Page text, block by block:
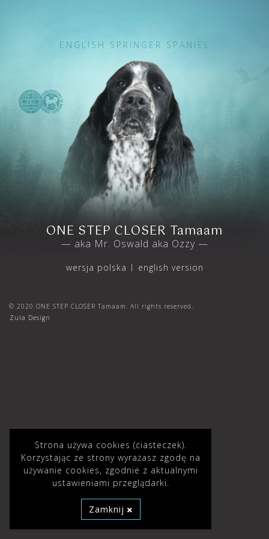
ENGLISH SPRINGER SPANIEL
ONE STEP CLOSER Tamaam
— aka Mr. Oswald aka Ozzy —
wersja polska english version
© 2020 ONE STEP CLOSER Tamaam. All rights reserved.
Zula Design
Strona używa cookies (ciasteczek).
Korzystając ze strony wyrażasz zgodę na
używanie cookies, zgodnie z aktualnymi
ustawieniami przeglądarki.
Zamknij